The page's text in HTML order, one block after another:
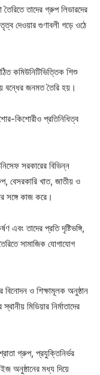
তাদের গ্রুপ লিডারদের
দেওয়ার গুণাবলী গড়ে ওঠে
কমিউনিটিভিত্তিক শিশু
বন্ধের জনমত তৈরি হয়।
কিশোরীও প্রতিনিধিত্ব
সরকারের বিভিন্ন
বেসরকারি খাত, জাতীয় ও
সঙ্গে কাজ করে।
এবং তাদের প্রতি দৃষ্টিভঙ্গি,
সামাজিক যোগাযোগ
ও শিক্ষামূলক অনুষ্ঠান
মিডিয়ার নির্মাতাদের
গ্রুপ, প্রযুক্তিনির্ভর
অনুষ্ঠানের মধ্য দিয়ে